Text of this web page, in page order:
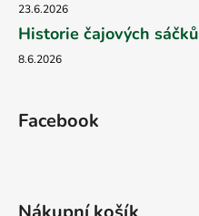
23.6.2026
Historie čajových sáčků
8.6.2026
Facebook